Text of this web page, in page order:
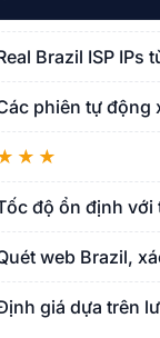
Brazil ISP
phiên tự động
độ ổn định với
web Brazil,
giá dựa trên